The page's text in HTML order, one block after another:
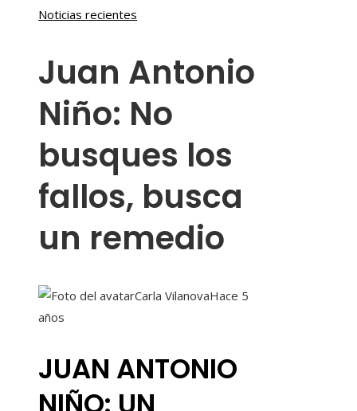
Noticias recientes
Juan Antonio
Niño: No
busques los
fallos, busca
un remedio
Carla VilanovaHace 5
años
JUAN ANTONIO